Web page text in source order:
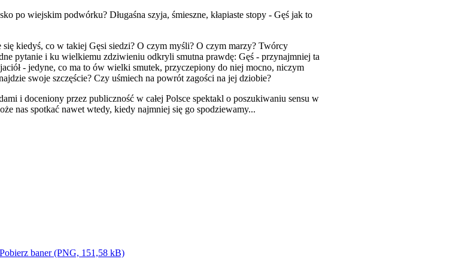
po wiejskim podwórku? Długaśna szyja, śmieszne, kłapiaste stopy - Gęś jak to
kiedyś, co w takiej Gęsi siedzi? O czym myśli? O czym marzy? Twórcy
pytanie i ku wielkiemu zdziwieniu odkryli smutna prawdę: Gęś - przynajmniej ta
- jedyne, co ma to ów wielki smutek, przyczepiony do niej mocno, niczym
swoje szczęście? Czy uśmiech na powrót zagości na jej dziobie?
i doceniony przez publiczność w całej Polsce spektakl o poszukiwaniu sensu w
nas spotkać nawet wtedy, kiedy najmniej się go spodziewamy...
Pobierz baner (PNG, 151,58 kB)